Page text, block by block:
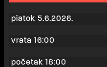
piatok 5.6.2026.
vrata 16:00
početak 18:00